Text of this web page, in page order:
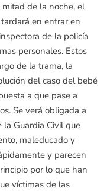
de la noche, el
en entrar en
de la policía
personales. Estos
de la trama, la
del caso del bebé
a que pase a
Se verá obligada a
Guardia Civil que
maleducado y
y parecen
por lo que han
víctimas de las